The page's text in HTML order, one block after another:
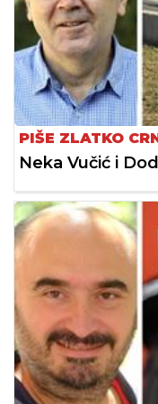
PIŠE ZLATKO
Neka Vučić i